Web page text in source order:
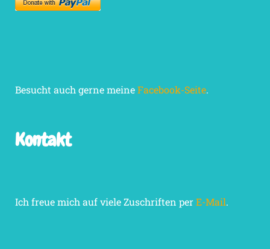
Besucht auch gerne meineFacebook-Seite.
Kontakt
Ich freue mich auf viele Zuschriften perE-Mail.